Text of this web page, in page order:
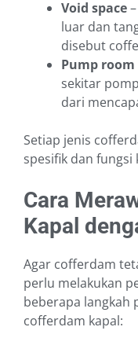
Void space
luar dan
disebut
Pump
sekitar
dari
Setiap jenis
spesifik dan fungsi
Cara
Kapal
Agar cofferdam
perlu melakukan
beberapa langkah
cofferdam kapal: